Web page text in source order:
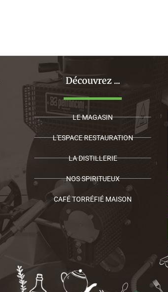
Découvrez ...
LE MAGASIN
L'ESPACE RESTAURATION
LA DISTILLERIE
NOS SPIRITUEUX
CAFÉ TORRÉFIÉ MAISON